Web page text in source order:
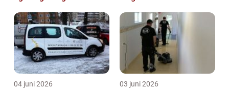
04 juni 2026 03 juni 2026